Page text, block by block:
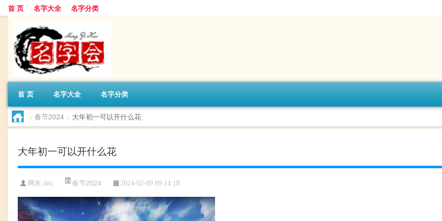
首 页 名字大全 名字分类
首 页 名字大全 名字分类
> 春节2024 > 大年初一可以开什么花
大年初一可以开什么花
网友:dnc 春节2024 2024-02-09 09:14:18